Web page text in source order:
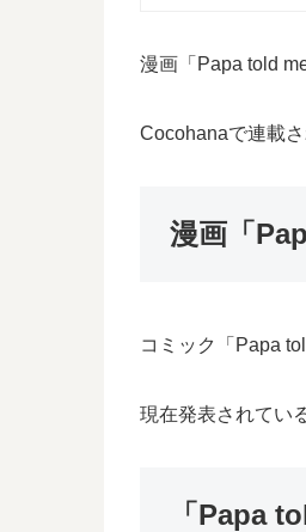
漫画「Papa told
Cocohanaで連載
漫画「
コミック「Papa
現在発表されてい
「Papa